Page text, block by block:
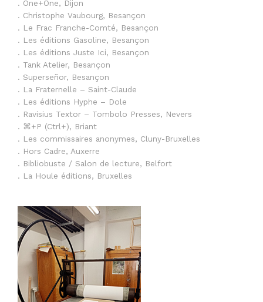
. One+One, Dijon
. Christophe Vaubourg, Besançon
. Le Frac Franche-Comté, Besançon
. Les éditions Gasoline, Besançon
. Les éditions Juste Ici, Besançon
. Tank Atelier, Besançon
. Superseñor, Besançon
. La Fraternelle – Saint-Claude
. Les éditions Hyphe – Dole
. Ravisius Textor – Tombolo Presses, Nevers
. ⌘+P (Ctrl+), Briant
. Les commissaires anonymes, Cluny-Bruxelles
. Hors Cadre, Auxerre
. Bibliobuste / Salon de lecture, Belfort
. La Houle éditions, Bruxelles